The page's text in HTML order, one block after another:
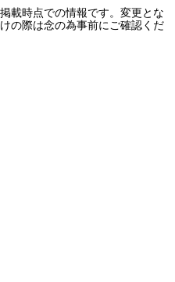
載時点での情報です。変更とな
の際は念の為事前にご確認くだ